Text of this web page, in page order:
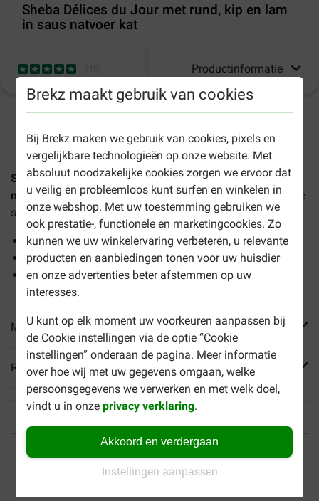
Brekz maakt gebruik van cookies
Bij Brekz maken we gebruik van cookies, pixels en
vergelijkbare technologieën op onze website. Met
absoluut noodzakelijke cookies zorgen we ervoor dat
u veilig en probleemloos kunt surfen en winkelen in
onze webshop. Met uw toestemming gebruiken we
ook prestatie-, functionele en marketingcookies. Zo
kunnen we uw winkelervaring verbeteren, u relevante
producten en aanbiedingen tonen voor uw huisdier
en onze advertenties beter afstemmen op uw
interesses.
U kunt op elk moment uw voorkeuren aanpassen bij
de Cookie instellingen via de optie “Cookie
instellingen” onderaan de pagina. Meer informatie
over hoe wij met uw gegevens omgaan, welke
persoonsgegevens we verwerken en met welk doel,
vindt u in onzeprivacy verklaring.
Akkoord en verdergaan
Instellingen aanpassen
Sheba Délices du Jour met rund, kip en lam
in saus natvoer kat
Productinformatie
Sheba Délices du Jour met rund, kip en lam in saus
natvoer katbestaat uit fijne stukjes vlees in een smakelijke
saus. Geserveerd in kleine porties van 50 gram.
Met de smaken kip, rundvlees en lam
Geschikt voor volwassen katten
100 % recyclebaar papier
Meer informatie
Reviews
Tot 40% goedkoper Veilig betalen
Gratis bezorging vanaf €